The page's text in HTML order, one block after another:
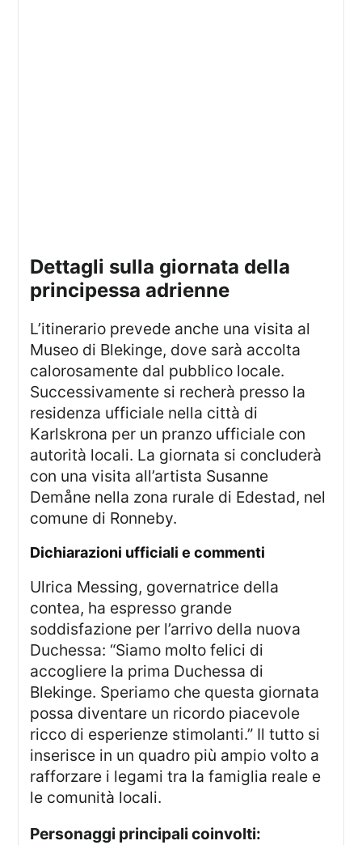
dettagli sulla giornata della
principessa adrienne
L’itinerario prevede anche una visita al
Museo di Blekinge, dove sarà accolta
calorosamente dal pubblico locale.
Successivamente si recherà presso la
residenza ufficiale nella città di
Karlskrona per un pranzo ufficiale con
autorità locali. La giornata si concluderà
con una visita all’artista Susanne
Demåne nella zona rurale di Edestad, nel
comune di Ronneby.
dichiarazioni ufficiali e commenti
Ulrica Messing, governatrice della
contea, ha espresso grande
soddisfazione per l’arrivo della nuova
Duchessa: “Siamo molto felici di
accogliere la prima Duchessa di
Blekinge. Speriamo che questa giornata
possa diventare un ricordo piacevole
ricco di esperienze stimolanti.” Il tutto si
inserisce in un quadro più ampio volto a
rafforzare i legami tra la famiglia reale e
le comunità locali.
Personaggi principali coinvolti: